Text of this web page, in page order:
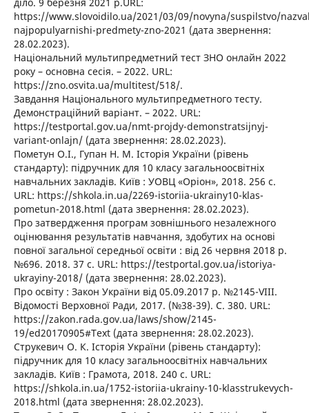
https://www.slovoidilo.ua/2021/03/09/novyna/suspilstvo/
najpopulyarnishi-predmety-zno-2021 (дата звернення:
28.02.2023).
Національний мультипредметний тест ЗНО онлайн 2022
року – основна сесія. – 2022. URL:
https://zno.osvita.ua/multitest/518/.
Завдання Національного мультипредметного тесту.
Демонстраційний варіант. – 2022. URL:
https://testportal.gov.ua/nmt-projdy-demonstratsijnyj-
variant-onlajn/ (дата звернення: 28.02.2023).
Пометун О.І., Гупан Н. М. Історія України (рівень
стандарту): підручник для 10 класу загальноосвітніх
навчальних закладів. Київ : УОВЦ «Оріон», 2018. 256 с.
URL: https://shkola.in.ua/2269-istoriia-ukrainy10-klas-
pometun-2018.html (дата звернення: 28.02.2023).
Про затвердження програм зовнішнього незалежного
оцінювання результатів навчання, здобутих на основі
повної загальної середньої освіти : від 26 червня 2018 р.
№696. 2018. 37 с. URL: https://testportal.gov.ua/istoriya-
ukrayiny-2018/ (дата звернення: 28.02.2023).
Про освіту : Закон України від 05.09.2017 р. №2145-VIII.
Відомості Верховної Ради, 2017. (№38-39). С. 380. URL:
https://zakon.rada.gov.ua/laws/show/2145-
19/ed20170905#Text (дата звернення: 28.02.2023).
Струкевич О. К. Історія України (рівень стандарту):
підручник для 10 класу загальноосвітніх навчальних
закладів. Київ : Грамота, 2018. 240 с. URL:
https://shkola.in.ua/1752-istoriia-ukrainy-10-klasstrukevych-
2018.html (дата звернення: 28.02.2023).